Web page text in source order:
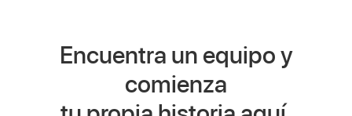
Encuentra un equipo y
comienza